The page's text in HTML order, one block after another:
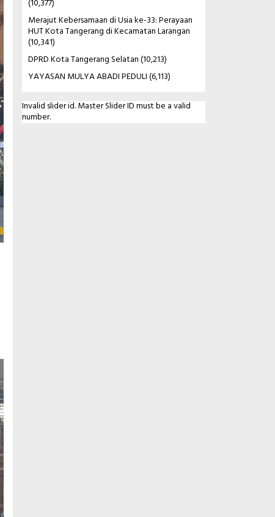
(10,377)
Merajut Kebersamaan di Usia ke-33: Perayaan
HUT Kota Tangerang di Kecamatan Larangan
(10,341)
DPRD Kota Tangerang Selatan(10,213)
YAYASAN MULYA ABADI PEDULI(6,113)
Invalid slider id. Master Slider ID must be a valid
number.